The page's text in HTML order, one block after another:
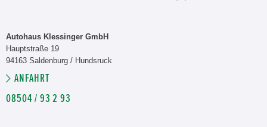
Autohaus Klessinger GmbH
Hauptstraße 19
94163 Saldenburg / Hundsruck
ANFAHRT
08504 / 93 2 93